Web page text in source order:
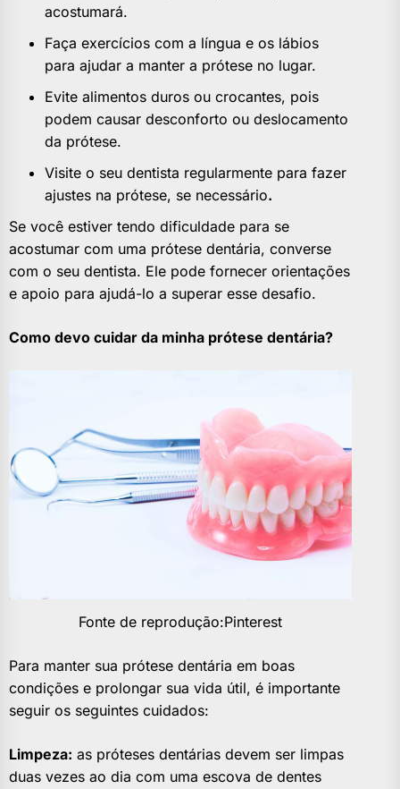
acostumará.
Faça exercícios com a língua e os lábios
para ajudar a manter a prótese no lugar.
Evite alimentos duros ou crocantes, pois
podem causar desconforto ou deslocamento
da prótese.
Visite o seu dentista regularmente para fazer
ajustes na prótese, se necessário.
Se você estiver tendo dificuldade para se
acostumar com uma prótese dentária, converse
com o seu dentista. Ele pode fornecer orientações
e apoio para ajudá-lo a superar esse desafio.
Como devo cuidar da minha prótese dentária?
Fonte de reprodução:Pinterest
Para manter sua prótese dentária em boas
condições e prolongar sua vida útil, é importante
seguir os seguintes cuidados:
Limpeza: as próteses dentárias devem ser limpas
duas vezes ao dia com uma escova de dentes